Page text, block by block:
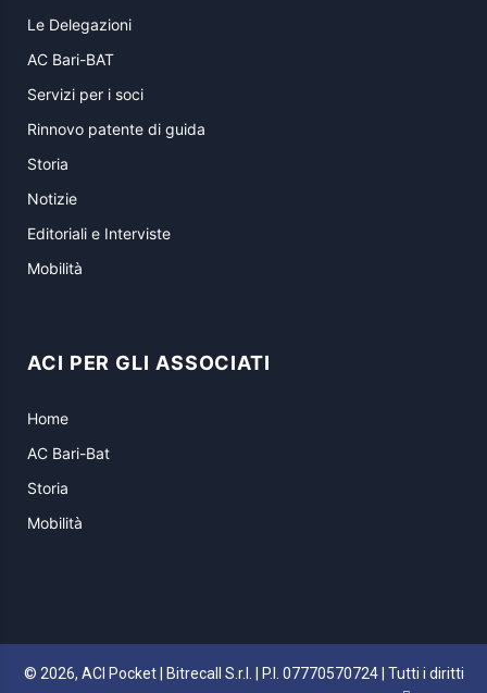
Le Delegazioni
AC Bari-BAT
Servizi per i soci
Rinnovo patente di guida
Storia
Notizie
Editoriali e Interviste
Mobilità
ACI PER GLI ASSOCIATI
Home
AC Bari-Bat
Storia
Mobilità
© 2026, ACI Pocket | Bitrecall S.r.l. | P.I. 07770570724 | Tutti i diritti